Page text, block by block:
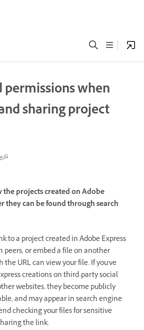
permissions when
sharing project
the projects created on Adobe
they can be found through search
to a project created in Adobe Express
peers, or embed a file on another
URL can view your file. If you've
creations on third-party social
websites, they become publicly
and may appear in search engine
checking your files for sensitive
the link.